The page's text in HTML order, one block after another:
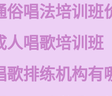
俗唱法培训班
人唱歌培训班
歌排练机构有